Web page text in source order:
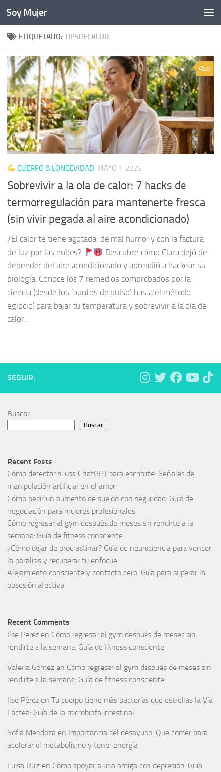
Bajo el contenido
Soy Mujer
ETIQUETADO: TIPSDECALOR
0
CUERPO & LONGEVIDAD MAYO 1, 2026
Sobrevivir a la ola de calor: 7 hacks de
termorregulación para mantenerte fresca
(sin vivir pegada al aire acondicionado)
¿El calor te tiene agotada, de mal humor y con la factura
de luz por las nubes?
Descubre cómo Clara dejó de
depender del aire acondicionado y aprendió a hackear su
biología. Conoce los 7 remedios comprobados por la
ciencia (desde los ‘puntos de pulso’ hasta el método
egipcio) para bajar tu temperatura y sobrevivir a la ola de
calor.
SEGUIR:
Buscar
Buscar
Recent Posts
Cómo detectar si usa ChatGPT para escribirte: Señales de
manipulación artificial en el amor
Cómo pedir un aumento de sueldo con seguridad: Guía de
negociación para mujeres profesionales
Cómo regresar al gym después de meses sin rendirte a la
semana: Guía de fitness consciente
¿Cómo dejar de procrastinar? Guía de neurociencia para vencer
la parálisis y recuperar tu enfoque
Alejamiento consciente y contacto cero: Guía para superar la
obsesión afectiva
Recent Comments
Ilse Pérez en Cómo regresar al gym después de meses sin
rendirte a la semana: Guía de fitness consciente
Valeria Gómez en Cómo regresar al gym después de meses sin
rendirte a la semana: Guía de fitness consciente
Ilse Pérez en Tu cuerpo tiene más bacterias que estrellas la Vía
Láctea: Guía de la microbiota intestinal
Sofía Mendoza en Importancia del desayuno: Qué comer para
acelerar el metabolismo y tener energía
Luisa Ruiz en Cómo apoyar a una amiga con depresión: Guía